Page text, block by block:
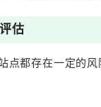
估
点都存在一定的